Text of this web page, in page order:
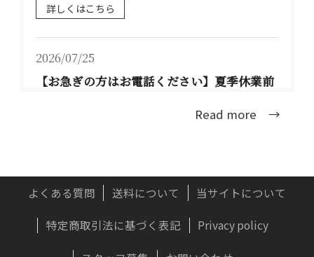
詳しくはこちら
2026/07/25
【お急ぎの方はお電話ください】夏季休業前
詳しくはこちら
2026/07/22
Read more →
よくある質問 送料について 当サイトについて
特定商取引法に基づく表記 Privacy policy